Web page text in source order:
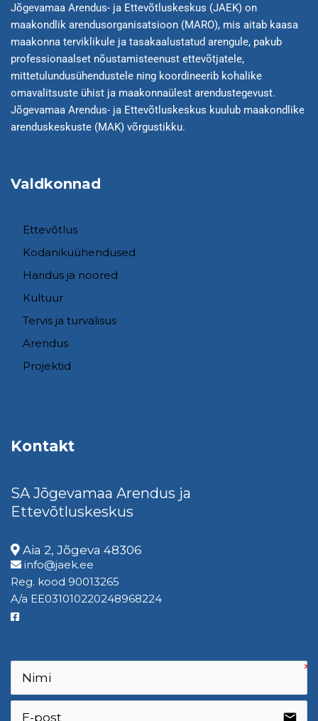
Jõgevamaa Arendus- ja Ettevõtluskeskus (JAEK) on
maakondlik arendusorganisatsioon (MARO), mis aitab kaasa
maakonna terviklikule ja tasakaalustatud arengule, pakub
professionaalset nõustamisteenust ettevõtjatele,
mittetulundusühendustele ning koordineerib kohalike
omavalitsuste ühist ja maakonnaülest arendustegevust.
Jõgevamaa Arendus- ja Ettevõtluskeskus kuulub maakondlike
arenduskeskuste (MAK) võrgustikku.
Valdkonnad
Ettevõtlus
Kodanikuühendused
Haridus ja noored
Kultuur
Tervis ja turvalisus
Arendus
Projektid
Kontakt
SA Jõgevamaa Arendus ja
Ettevõtluskeskus
Aia 2, Jõgeva 48306
info@jaek.ee
Reg. kood 90013265
A/a EE031010220248968224
email